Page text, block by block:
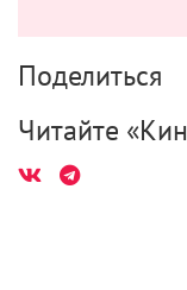
Поделиться
Читайте